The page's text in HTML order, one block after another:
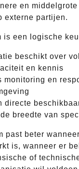
en
externe partijen.
is een logische
beschikt over
en kennis
monitoring en
directe
breedte van
past beter
is, wanneer er
of